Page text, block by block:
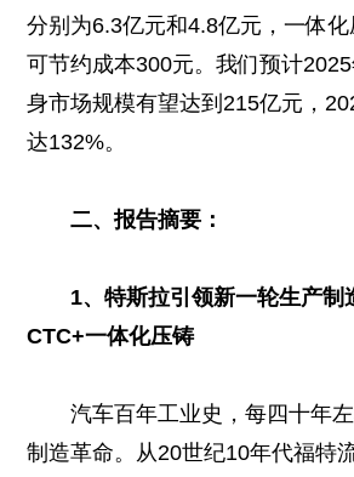
分别为6.3亿元和4.8亿元，一体
可节约成本300元。我们预计
身市场规模有望达到215亿元，
达132%。
二、报告摘要：
1、特斯拉引领新一轮生产制
CTC+一体化压铸
汽车百年工业史，每四十年
制造革命。从20世纪10年代福特